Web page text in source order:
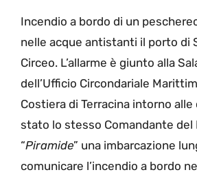
Incendio a bordo di un
nelle acque antistanti il porto di
Circeo. L’allarme è giunto alla
dell’Ufficio Circondariale
Costiera di Terracina intorno alle
stato lo stesso Comandante del
“Piramide” una imbarcazione
comunicare l’incendio a bordo